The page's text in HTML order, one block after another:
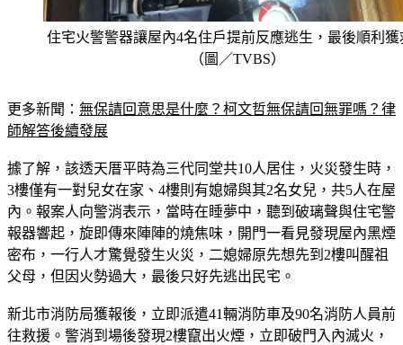
住宅火警警器讓屋內4名住戶提前反應逃生，最後順利獲
（圖／TVBS）
更多新聞： 無保請回意思是什麼？柯文哲無保請回無罪嗎？律
師解答後續發展
據了解，該透天厝平時為三代同堂共10人居住，火災發生時，
3樓僅有一對兒女在家、4樓則有媳婦與其2名女兒，共5人在屋
內。報案人向警消表示，當時在睡夢中，聽到破璃聲與住宅警
報器響起，旋即傳來陣陣的燒焦味，開門一看見發現屋內黑煙
密布，一行人才驚覺發生火災，二媳婦原先想先到2樓叫醒祖
父母，但因火勢過大，最後只好先逃出民宅。
新北市消防局獲報後，立即派遣41輛消防車及90名消防人員前
往救援。警消到場後發現2樓竄出火煙，立即破門入內滅火，